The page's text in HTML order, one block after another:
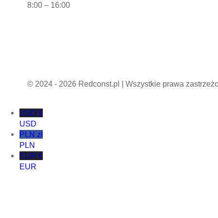
8:00 – 16:00
© 2024 - 2026 Redconst.pl | Wszystkie prawa
USD $
USD
PLN zł
PLN
EUR €
EUR